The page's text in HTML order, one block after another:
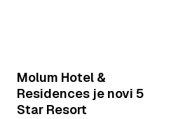
Molum Hotel &
Residences je novi 5
Star Resort